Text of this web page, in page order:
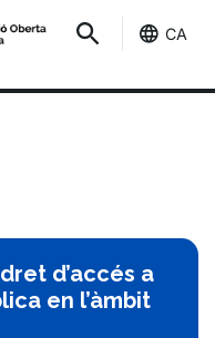
CA
d’accés a
en l’àmbit